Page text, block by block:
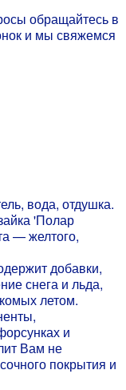
обращайтесь в
и мы свяжемся
вода, отдушка.
'Полар
— желтого,
добавки,
снега и льда,
летом.
и
Вам не
покрытия и